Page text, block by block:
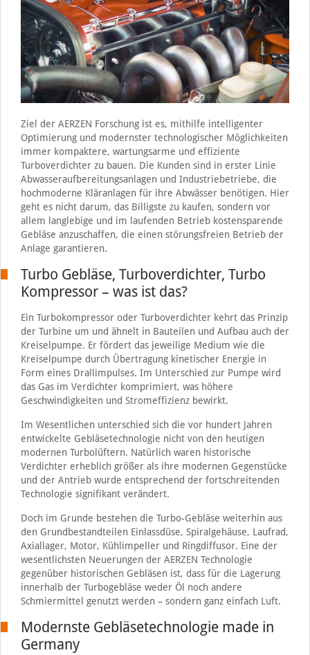
Ziel der AERZEN Forschung ist es, mithilfe intelligenter
Optimierung und modernster technologischer Möglichkeiten
immer kompaktere, wartungsarme und effiziente
Turboverdichter zu bauen. Die Kunden sind in erster Linie
Abwasseraufbereitungsanlagen und Industriebetriebe, die
hochmoderne Kläranlagen für ihre Abwässer benötigen. Hier
geht es nicht darum, das Billigste zu kaufen, sondern vor
allem langlebige und im laufenden Betrieb kostensparende
Gebläse anzuschaffen, die einen störungsfreien Betrieb der
Anlage garantieren.
Turbo Gebläse, Turboverdichter, Turbo
Kompressor – was ist das?
Ein Turbokompressor oder Turboverdichter kehrt das Prinzip
der Turbine um und ähnelt in Bauteilen und Aufbau auch der
Kreiselpumpe. Er fördert das jeweilige Medium wie die
Kreiselpumpe durch Übertragung kinetischer Energie in
Form eines Drallimpulses. Im Unterschied zur Pumpe wird
das Gas im Verdichter komprimiert, was höhere
Geschwindigkeiten und Stromeffizienz bewirkt.
Im Wesentlichen unterschied sich die vor hundert Jahren
entwickelte Gebläsetechnologie nicht von den heutigen
modernen Turbolüftern. Natürlich waren historische
Verdichter erheblich größer als ihre modernen Gegenstücke
und der Antrieb wurde entsprechend der fortschreitenden
Technologie signifikant verändert.
Doch im Grunde bestehen die Turbo-Gebläse weiterhin aus
den Grundbestandteilen Einlassdüse, Spiralgehäuse, Laufrad,
Axiallager, Motor, Kühlimpeller und Ringdiffusor. Eine der
wesentlichsten Neuerungen der AERZEN Technologie
gegenüber historischen Gebläsen ist, dass für die Lagerung
innerhalb der Turbogebläse weder Öl noch andere
Schmiermittel genutzt werden – sondern ganz einfach Luft.
Modernste Gebläsetechnologie made in
Germany